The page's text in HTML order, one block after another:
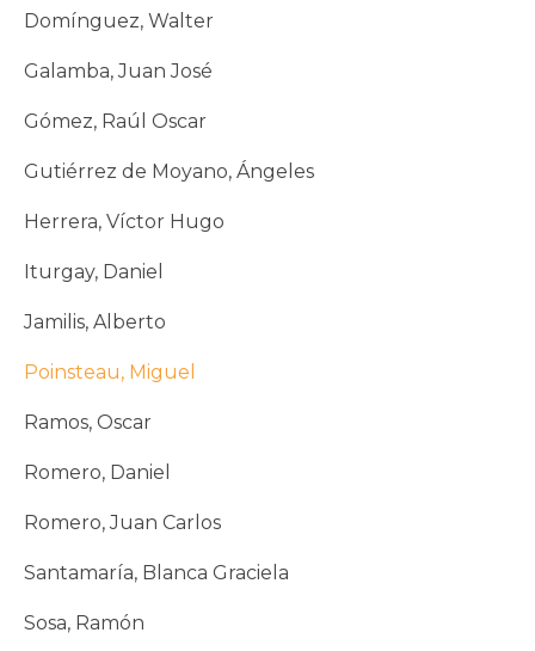
Domínguez, Walter
Galamba, Juan José
Gómez, Raúl Oscar
Gutiérrez de Moyano, Ángeles
Herrera, Víctor Hugo
Iturgay, Daniel
Jamilis, Alberto
Poinsteau, Miguel
Ramos, Oscar
Romero, Daniel
Romero, Juan Carlos
Santamaría, Blanca Graciela
Sosa, Ramón